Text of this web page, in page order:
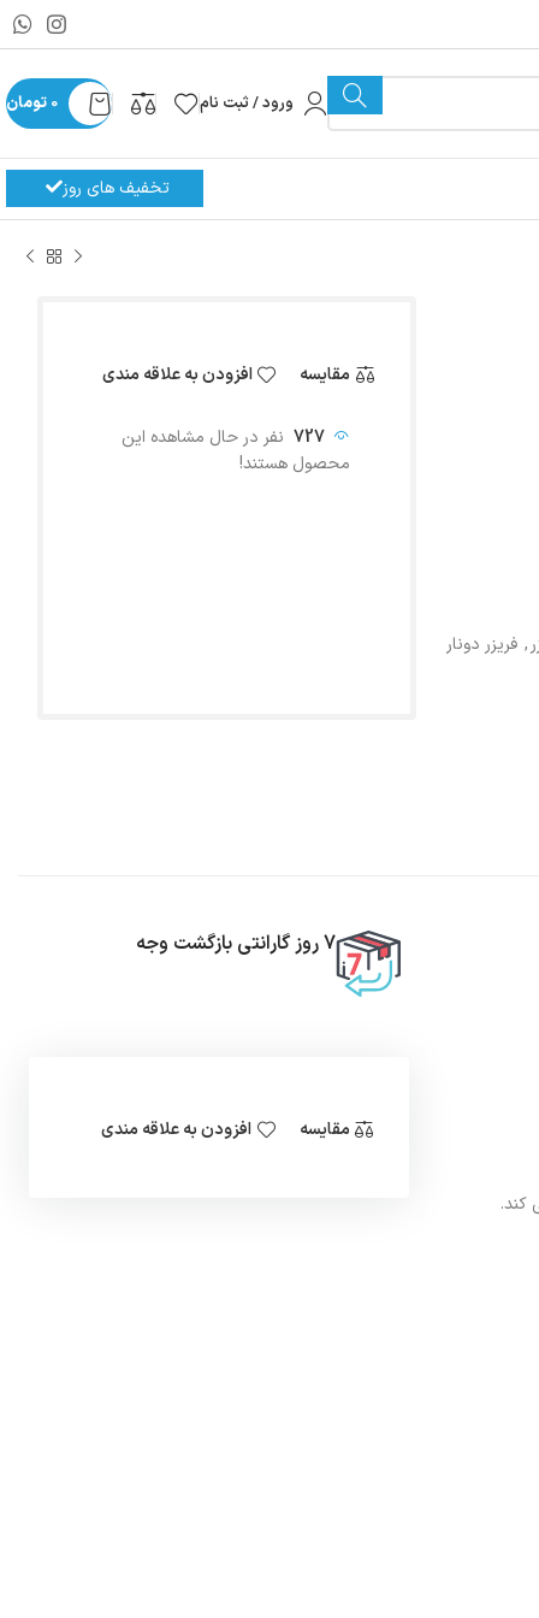
ورود / ثبت نام 0 تومان
تخفیف های روز
, فریزر دونار
مقایسه افزودن به علاقه مندی
727 نفر در حال مشاهده این
محصول هستند!
7 روز گارانتی بازگشت وجه
کند.
مقایسه افزودن به علاقه مندی